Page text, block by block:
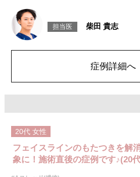
リスク、副作用：腫れ、内出血、疼痛、頭痛
とがございます。また、稀ではありますが、
のよれ、繊維の突出などが生じることがござ
を処方しております。服用により、何か異常
費用：1部位 184,800円(税込)
オプション：笑気麻酔 3,300円(税込)
担当医 柴田 貴志
症例詳細へ
20代 女性
フェイスラインのもたつきを解
象に！施術直後の症例です♪(20